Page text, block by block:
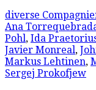
diverse
Ana
Pohl, Ida
Javier Monreal,
Markus Lehtinen,
Sergej Prokofjew